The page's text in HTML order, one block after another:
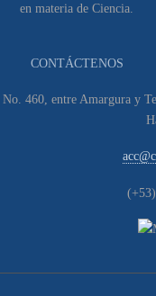
en materia de Ciencia.
CONTÁCTENOS
No. 460, entre Amargura y